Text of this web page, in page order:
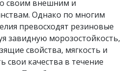
своим внешним и
Однако по многим
превосходят резиновые
завидную морозостойкость,
свойства, мягкость и
свои качества в течение